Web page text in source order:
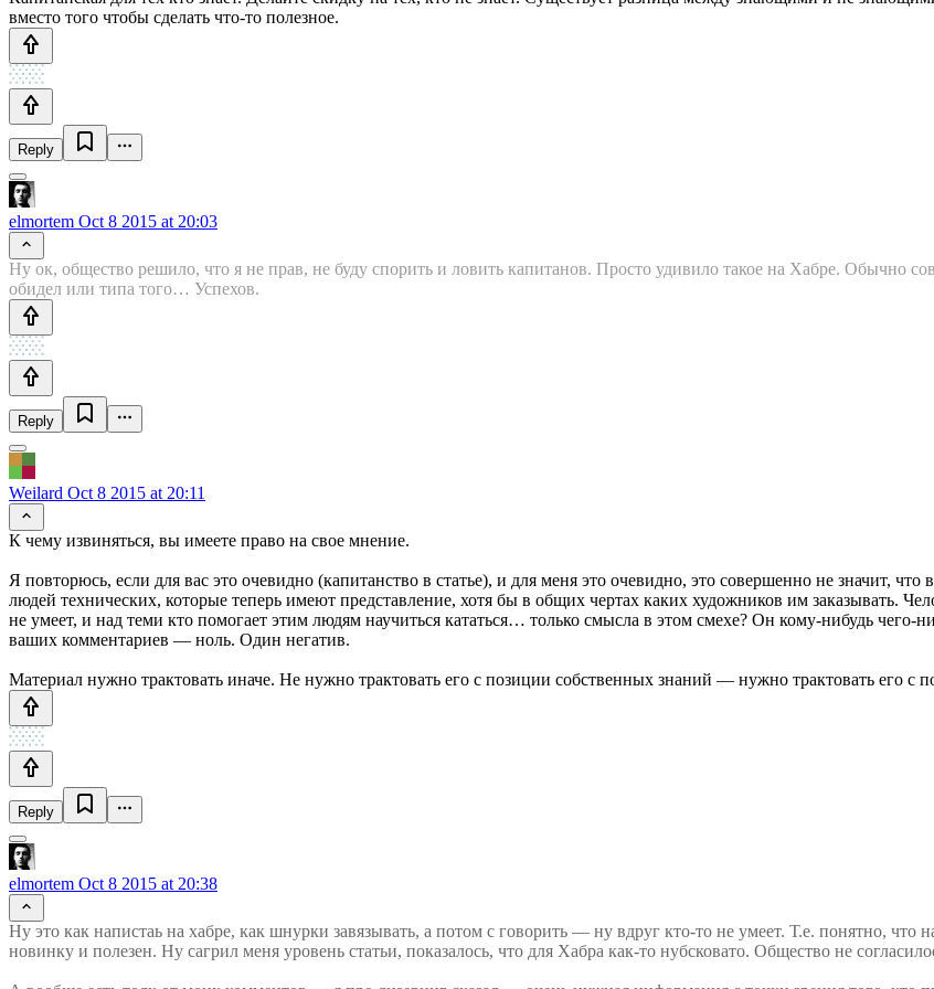
вместо того чтобы сделать что-то полезное.
Reply
elmortem Oct 8 2015 at 20:03
Ну ок, общество решило, что я не прав, не буду спорить и ловить капитанов. Просто удивило такое на Хабре. Обычно
обидел или типа того… Успехов.
Reply
Weilard Oct 8 2015 at 20:11
К чему извиняться, вы имеете право на свое мнение.
Я повторюсь, если для вас это очевидно (капитанство в статье), и для меня это очевидно, это совершенно не значит,
людей технических, которые теперь имеют представление, хотя бы в общих чертах каких художников им заказывать.
не умеет, и над теми кто помогает этим людям научиться кататься… только смысла в этом смехе? Он кому-нибудь
ваших комментариев — ноль. Один негатив.
Материал нужно трактовать иначе. Не нужно трактовать его с позиции собственных знаний — нужно трактовать его с
Reply
elmortem Oct 8 2015 at 20:38
Ну это как напистаь на хабре, как шнурки завязывать, а потом с говорить — ну вдруг кто-то не умеет. Т.е. понятно, что
новинку и полезен. Ну сагрил меня уровень статьи, показалось, что для Хабра как-то нубсковато. Общество не